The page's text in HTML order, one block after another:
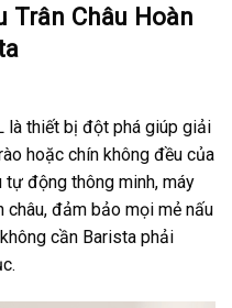
Trân Châu Hoàn
là thiết bị đột phá giúp giải
hoặc chín không đều của
tự động thông minh, máy
châu, đảm bảo mọi mẻ nấu
cần Barista phải